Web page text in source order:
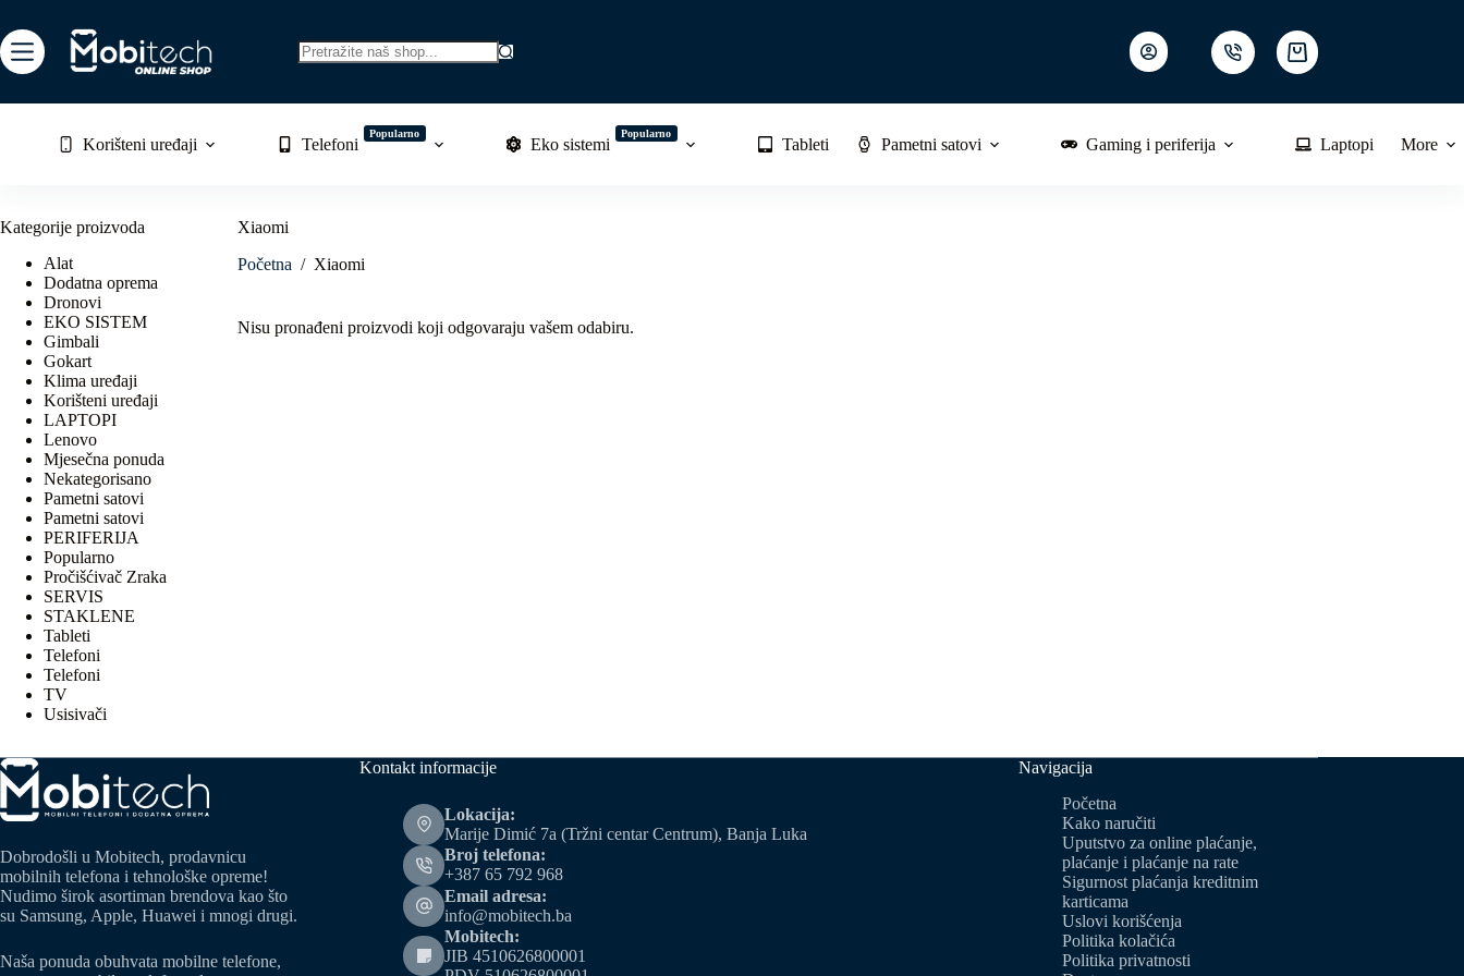
to
content
Shopping
cart
Korišteni uređaji Telefoni
Popularno
Eko sistemi
Popularno
Tableti Pametni satovi Gaming i periferija Laptopi More
Xiaomi
Početna / Xiaomi
Nisu pronađeni proizvodi koji odgovaraju vašem odabiru.
Kategorije proizvoda
Alat
Dodatna oprema
Dronovi
EKO SISTEM
Gimbali
Gokart
Klima uređaji
Korišteni uređaji
LAPTOPI
Lenovo
Mjesečna ponuda
Nekategorisano
Pametni satovi
Pametni satovi
PERIFERIJA
Popularno
Pročišćivač Zraka
SERVIS
STAKLENE
Tableti
Telefoni
Telefoni
TV
Usisivači
Dobrodošli u Mobitech, prodavnicu
mobilnih telefona i tehnološke opreme!
Nudimo širok asortiman brendova kao što
su Samsung, Apple, Huawei i mnogi drugi.
Naša ponuda obuhvata mobilne telefone,
Kontakt informacije
Lokacija:
Marije Dimić 7a (Tržni centar Centrum), Banja Luka
Broj telefona:
+387 65 792 968
Email adresa:
info@mobitech.ba
Mobitech:
JIB 4510626800001
Navigacija
Početna
Kako naručiti
Uputstvo za online plaćanje,
plaćanje i plaćanje na rate
Sigurnost plaćanja kreditnim
karticama
Uslovi korišćenja
Politika kolačića
Politika privatnosti